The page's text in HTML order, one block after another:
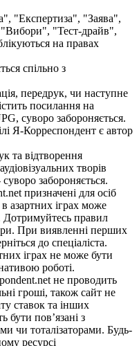
"Експертиза", "Заява",
"Тест-драйв",
на правах
спільно з
передрук, чи наступне
посилання на
суворо забороняється.
Я-Корреспондент є автор
та відтворення
творів
забороняється.
призначені для осіб
азартних іграх може
Дотримуйтесь правил
При виявленні перших
до спеціаліста.
іграх не може бути
роботі.
не проводить
гроші, також сайт не
ставок та інших
бути пов’язані з
чи тоталізаторами. Будь-
ресурсі